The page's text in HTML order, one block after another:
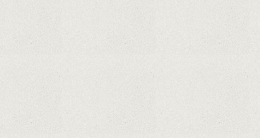
Fight
Zvon: aplicațiile Google nu se mai
pot instala pe terminalele Huawei
cu procesoare Kirin
Huawei P50 primeşte o posibilă
dată de lansare şi e mai curând
decât credeam; Are cameră